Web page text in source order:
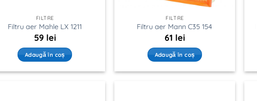
FILTRE
Filtru aer Mahle LX 1211
59 lei
Adaugă în coș
FILTRE
Filtru aer Mann C35 154
61 lei
Adaugă în coș